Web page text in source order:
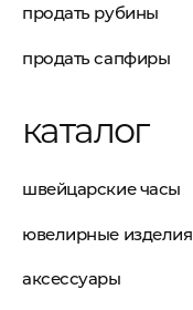
продать рубины
продать сапфиры
каталог
швейцарские часы
ювелирные изделия
аксессуары